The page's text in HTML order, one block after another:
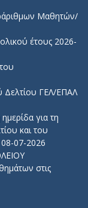
Μαθητών/
έτους 2026-
Δελτίου ΓΕΛ/ΕΠΑΛ
για τη
και του
07-2026
στις